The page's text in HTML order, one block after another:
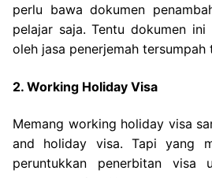
perlu bawa dokumen
pelajar saja. Tentu dokumen
oleh jasa penerjemah tersumpah
2. Working Holiday Visa
Memang working holiday visa
and holiday visa. Tapi yang
peruntukkan penerbitan visa